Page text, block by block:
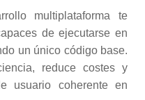
multiplataforma te
de ejecutarse en
un único código base.
reduce costes y
usuario coherente en